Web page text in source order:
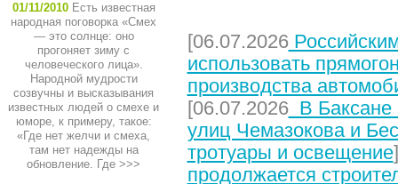
01/11/2010 Есть известная
народная поговорка «Смех
— это солнце: оно
прогоняет зиму с
человеческого лица».
Народной мудрости
созвучны и высказывания
известных людей о смехе и
юморе, к примеру, такое:
«Где нет желчи и смеха,
там нет надежды на
обновление. Где >>>
[06.07.2026
использовать
производства
[06.07.2026В Баксане
улиц Чемазокова и
тротуары и освещение
продолжается